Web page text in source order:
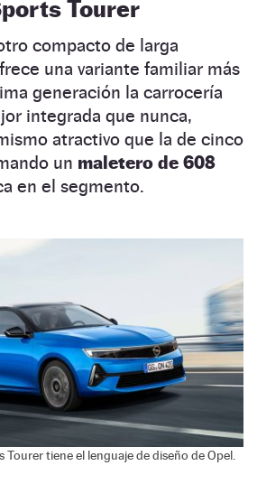
Tourer
compacto de larga
una variante familiar más
generación la carrocería
integrada que nunca,
atractivo que la de cinco
un maletero de 608
en el segmento.
tiene el lenguaje de diseño de Opel.